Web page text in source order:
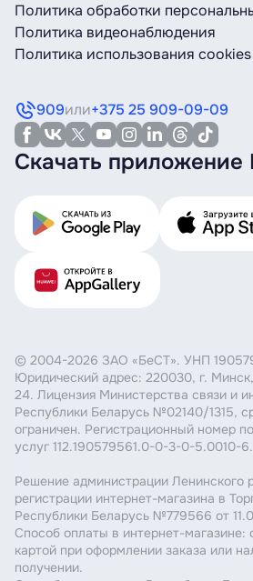
Политика обработки
Политика видеонаблюдения
Политика использования cookies
909или+375 25 909-09-09
Скачать приложение
© 2004-2026 ЗАО «БеСТ». УНП
Юридический адрес: 220030, г.
24. Лицензия Министерства связи и
Республики Беларусь №02140/1315,
ограничен. Регистрационный номер
услуг 112.190579561.0-0-3-0-5.0010-
Решение администрации Ленинского
регистрации интернет-магазина в
Республики Беларусь №779566 от
Способ оплаты в интернет-магазине:
картой при оформлении заказа или
получении.